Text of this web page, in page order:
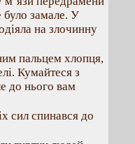
було замале. У
на злочинну
пальцем хлопця,
Кумайтеся з
до нього вам
сил спинався до